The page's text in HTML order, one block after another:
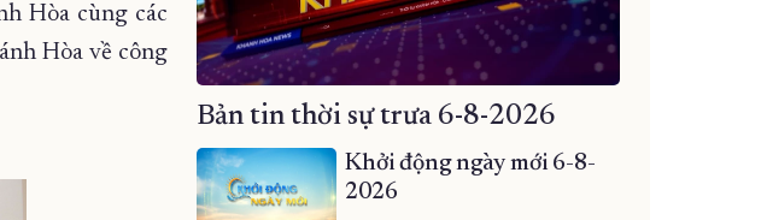
Hòa cùng các
Hòa về công
Bản tin thời sự trưa 6-8-2026
Khởi động ngày mới 6-8-
2026